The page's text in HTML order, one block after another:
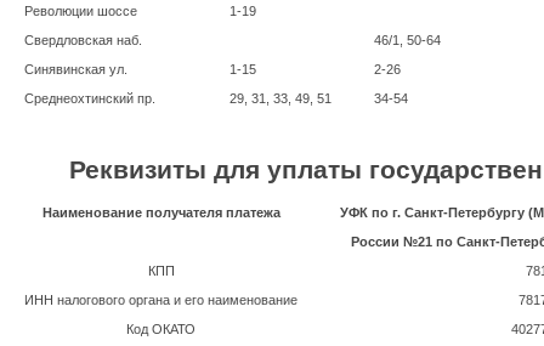
Революции шоссе
1-19
Свердловская наб.
46/1, 50-64
Синявинская ул.
1-15
2-26
Среднеохтинский пр.
29, 31, 33, 49, 51 34-54
Реквизиты для уплаты
Наименование получателя платежа
УФК по г. Санкт-Петербургу
России №21 по Санкт-
КПП
ИНН налогового органа и его наименование
Код ОКАТО